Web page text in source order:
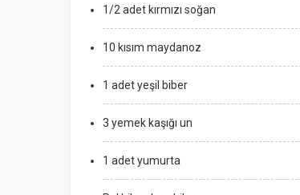
1/2 adet kırmızı soğan
10 kısım maydanoz
1 adet yeşil biber
3 yemek kaşığı un
1 adet yumurta